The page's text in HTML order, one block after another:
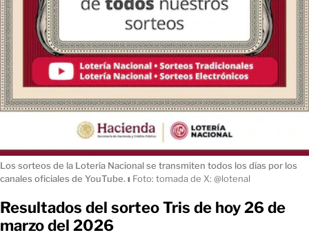
Los sorteos de la Lotería Nacional se transmiten todos los días por los
canales oficiales de YouTube. ı Foto: tomada de X: @lotenal
Resultados del sorteo Tris de hoy 26 de
marzo del 2026